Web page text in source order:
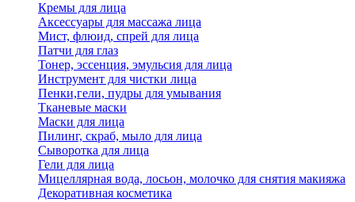
Кремы для лица
Аксессуары для массажа лица
Мист, флюид, спрей для лица
Патчи для глаз
Тонер, эссенция, эмульсия для лица
Инструмент для чистки лица
Пенки,гели, пудры для умывания
Тканевые маски
Маски для лица
Пилинг, скраб, мыло для лица
Сыворотка для лица
Гели для лица
Мицеллярная вода, лосьон, молочко для снятия макияжа
Декоративная косметика